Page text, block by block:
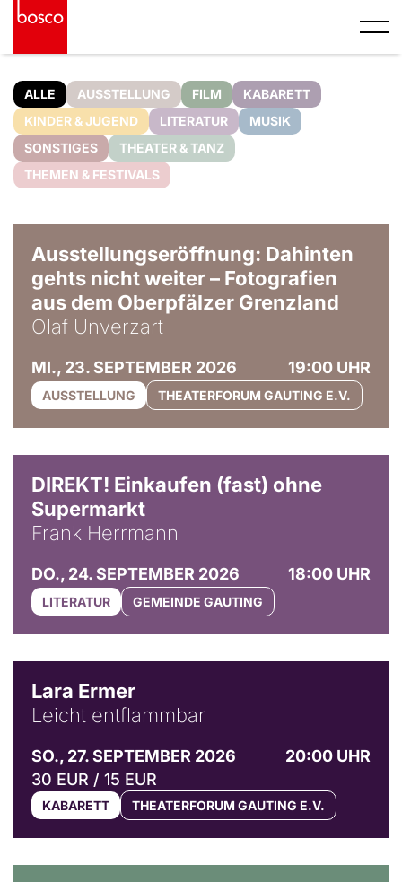
ALLE AUSSTELLUNG FILM
KABARETT
KINDER & JUGEND
LITERATUR
MUSIK
SONSTIGES
THEATER & TANZ
THEMEN & FESTIVALS
Ausstellungseröffnung: Dahinten
gehts nicht weiter – Fotografien
aus dem Oberpfälzer Grenzland
Olaf Unverzart
MI., 23. SEPTEMBER 2026 19:00 UHR
AUSSTELLUNG THEATERFORUM GAUTING E.V.
DIREKT! Einkaufen (fast) ohne
Supermarkt
Frank Herrmann
DO., 24. SEPTEMBER 2026 18:00 UHR
LITERATUR GEMEINDE GAUTING
Lara Ermer
Leicht entflammbar
SO., 27. SEPTEMBER 2026
20:00 UHR
30 EUR / 15 EUR
KABARETT THEATERFORUM GAUTING E.V.